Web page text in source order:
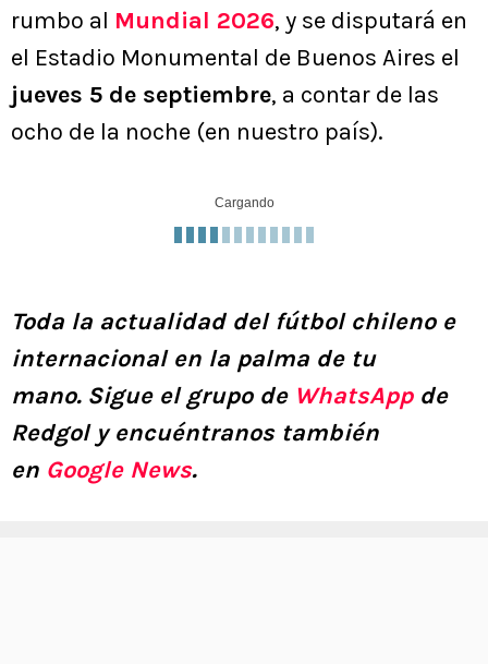
rumbo al Mundial 2026, y se disputará en
el Estadio Monumental de Buenos Aires el
jueves 5 de septiembre, a contar de las
ocho de la noche (en nuestro país).
Cargando
Toda la actualidad del fútbol chileno e
internacional en la palma de tu
mano. Sigue el grupo de WhatsAppde
Redgol y encuéntranos también
en Google News.